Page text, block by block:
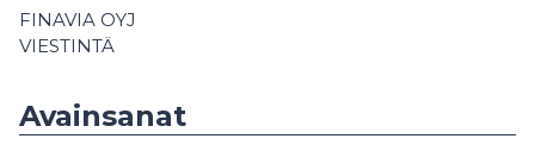
FINAVIA OYJ
VIESTINTÄ
Avainsanat